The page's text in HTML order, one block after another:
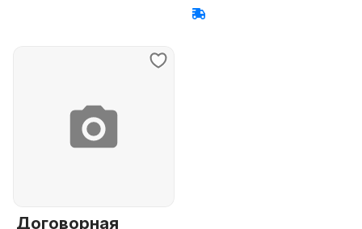
Гомельская обл.
Договорная